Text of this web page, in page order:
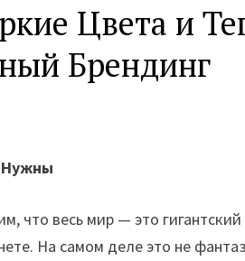
Цвета и
Брендинг
Нужны
что весь мир — это
На самом деле это не